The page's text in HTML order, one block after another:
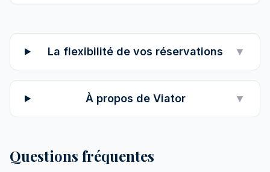
La flexibilité de vos réservations ▼
À propos de Viator ▼
Questions fréquentes